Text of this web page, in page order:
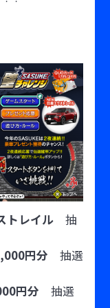
トレイル抽
円分 抽選
円分 抽選